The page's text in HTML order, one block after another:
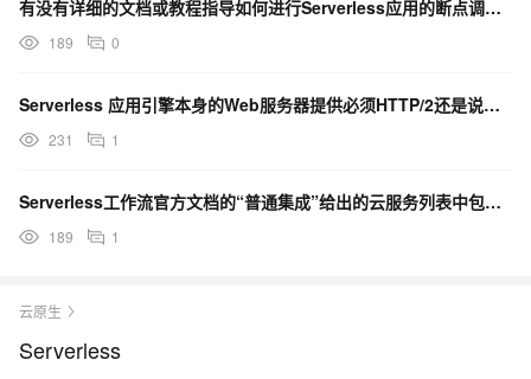
有没有详细的文档或教程指导如何进行Serverless应用的断点调试？
189 0
Serverless 应用引擎本身的Web服务器提供必须HTTP/2还是说应用本身可以是HTTP/1
231 1
Serverless工作流官方文档的“普通集成”给出的云服务列表中包含该产品？
189 1
云原生
Serverless